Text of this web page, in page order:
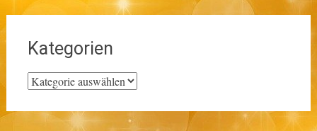
Kategorien
Kategorien